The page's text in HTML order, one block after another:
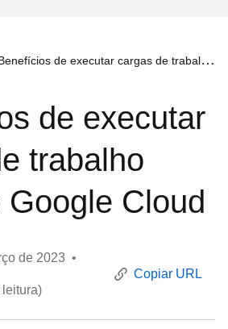
de executar cargas de trabalho Linux no Google Cloud
de executar
trabalho
Google Cloud
de 2023 •
leitura)
Copiar URL